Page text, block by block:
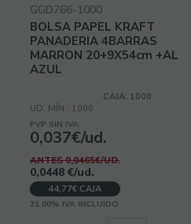
GGD766-1000
BOLSA PAPEL KRAFT
PANADERIA 4BARRAS
MARRON 20+9X54cm +AL
AZUL
CAJA: 1000
UD. MÍN.: 1000
PVP SIN IVA:
0,037€/ud.
ANTES 0,0465€/UD.
0,0448 €/ud.
44,77€ CAJA
21.00% IVA INCLUIDO